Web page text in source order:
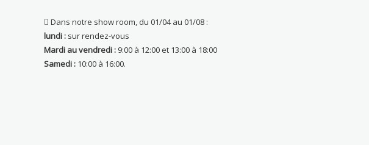
Dans notre show room, du 01/04 au 01/08 :
lundi : sur rendez-vous
Mardi au vendredi : 9:00 à 12:00 et 13:00 à 18:00
Samedi : 10:00 à 16:00.